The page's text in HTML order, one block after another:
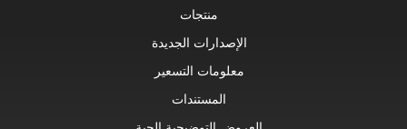
منتجات
الإصدارات الجديدة
معلومات التسعير
المستندات